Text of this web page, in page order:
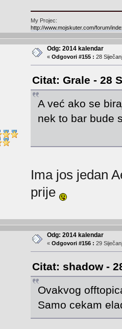
My Projec:
http://www.mojskuter.com/forum/
Odg: 2014 kalendar
« Odgovori #155 : 28
Citat: Grale - 28
A već ako se
nek to bar bude
Ima jos jedan
prije
Odg: 2014 kalendar
« Odgovori #156 : 29
Citat: shadow -
Ovakvog
Samo cekam